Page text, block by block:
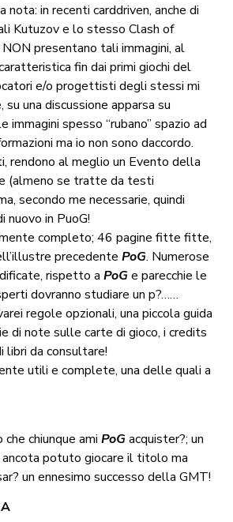
nota: in recenti carddriven, anche di
Kutuzov e lo stesso Clash of
presentano tali immagini, al
fin dai primi giochi del
e/o progettisti degli stessi mi
una discussione apparsa su
immagini spesso “rubano” spazio ad
ma io non sono daccordo.
rendono al meglio un Evento della
(almeno se tratte da testi
secondo me necessarie, quindi
in PuoG!
completo; 46 pagine fitte fitte,
precedente PoG. Numerose
rispetto a PoG e parecchie le
dovranno studiare un p?……
regole opzionali, una piccola guida
di note sulle carte di gioco, i credits
libri da consultare!
utili e complete, una delle quali a
chiunque ami PoG acquister?; un
potuto giocare il titolo ma
un ennesimo successo della GMT!